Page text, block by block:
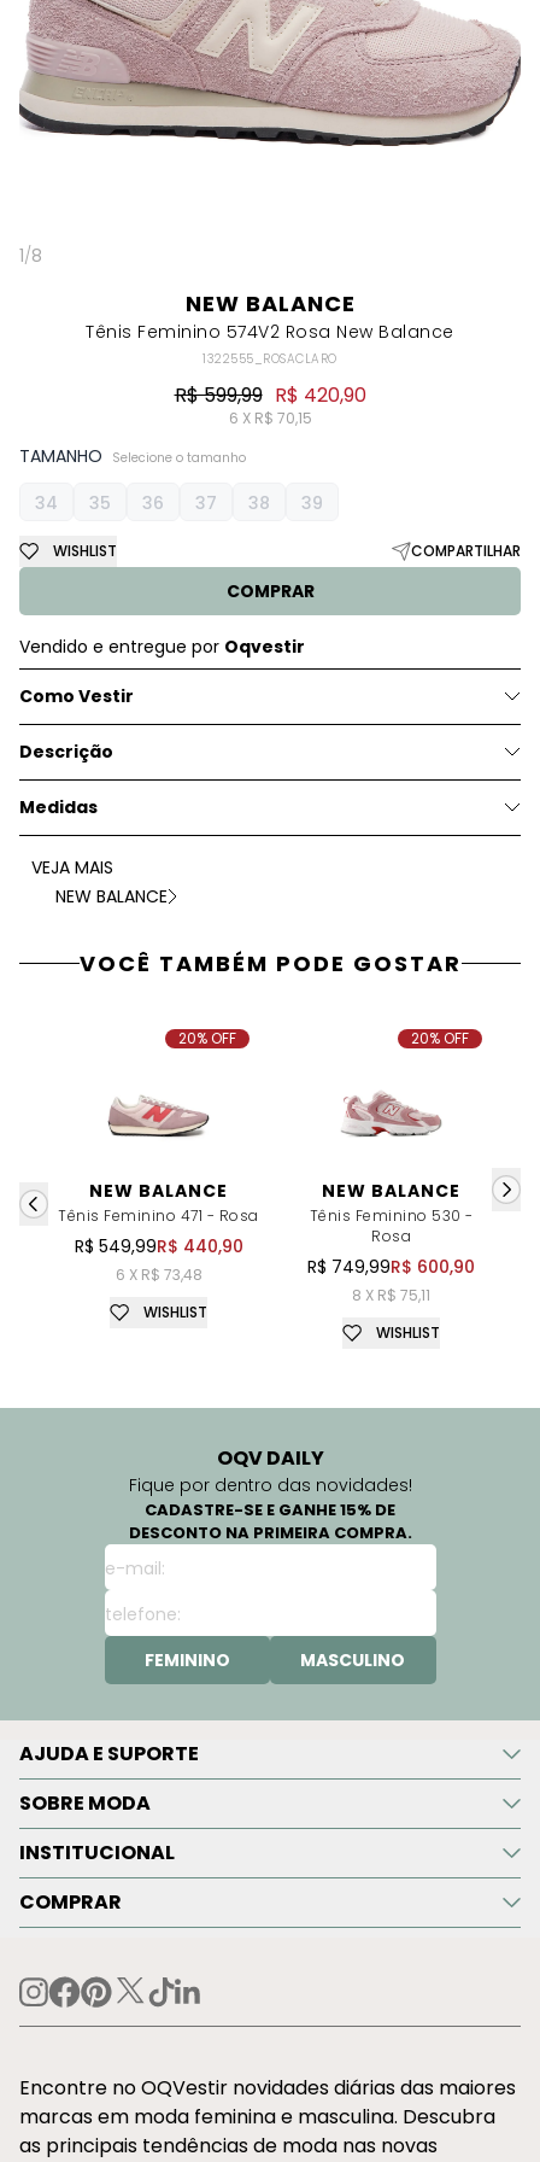
1/8
NEW BALANCE
Tênis Feminino 574V2 Rosa New Balance
1322555_ROSACLARO
R$ 599,99 R$ 420,90
6 X R$ 70,15
TAMANHO Selecione o tamanho
34 35 36 37 38 39
COMPRAR
WISHLIST COMPARTILHAR
Vendido e entregue por Oqvestir
Como Vestir
Descrição
Medidas
VEJA MAIS
NEW BALANCE
VOCÊ TAMBÉM PODE GOSTAR
NEW BALANCE
Tênis Feminino 471 - Rosa
R$ 549,99R$ 440,90
6 X R$ 73,48
20% OFF
WISHLIST
NEW BALANCE
Tênis Feminino 530 -
Rosa
R$ 749,99R$ 600,90
8 X R$ 75,11
20% OFF
WISHLIST
OQV DAILY
Fique por dentro das novidades!
CADASTRE-SE E GANHE 15% DE
DESCONTO NA PRIMEIRA COMPRA.
FEMININO MASCULINO
AJUDA E SUPORTE
SOBRE MODA
INSTITUCIONAL
COMPRAR
Encontre no OQVestir novidades diárias das maiores
marcas em moda feminina e masculina. Descubra
as principais tendências de moda nas novas